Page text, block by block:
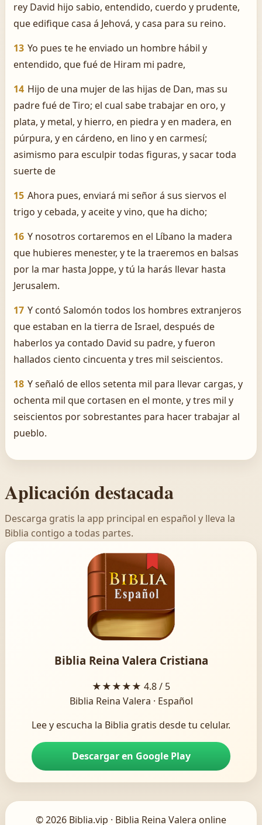
rey David hijo sabio, entendido, cuerdo y prudente,
que edifique casa á Jehová, y casa para su reino.
13 Yo pues te he enviado un hombre hábil y
entendido, que fué de Hiram mi padre,
14 Hijo de una mujer de las hijas de Dan, mas su
padre fué de Tiro; el cual sabe trabajar en oro, y
plata, y metal, y hierro, en piedra y en madera, en
púrpura, y en cárdeno, en lino y en carmesí;
asimismo para esculpir todas figuras, y sacar toda
suerte de
15 Ahora pues, enviará mi señor á sus siervos el
trigo y cebada, y aceite y vino, que ha dicho;
16 Y nosotros cortaremos en el Líbano la madera
que hubieres menester, y te la traeremos en balsas
por la mar hasta Joppe, y tú la harás llevar hasta
Jerusalem.
17 Y contó Salomón todos los hombres extranjeros
que estaban en la tierra de Israel, después de
haberlos ya contado David su padre, y fueron
hallados ciento cincuenta y tres mil seiscientos.
18 Y señaló de ellos setenta mil para llevar cargas, y
ochenta mil que cortasen en el monte, y tres mil y
seiscientos por sobrestantes para hacer trabajar al
pueblo.
Aplicación destacada
Descarga gratis la app principal en español y lleva la
Biblia contigo a todas partes.
Biblia Reina Valera Cristiana
★★★★★ 4.8 / 5
Biblia Reina Valera · Español
Lee y escucha la Biblia gratis desde tu celular.
Descargar en Google Play
© 2026 Biblia.vip · Biblia Reina Valera online